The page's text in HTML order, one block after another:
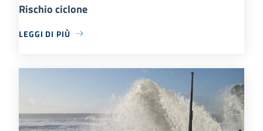
Rischio ciclone
LEGGI DI PIÙ